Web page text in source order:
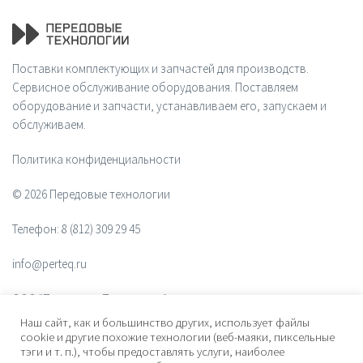
Поставки комплектующих и запчастей для производств.
Сервисное обслуживание оборудования. Поставляем
оборудование и запчасти, устанавливаем его, запускаем и
обслуживаем.
Политика конфиденциальности
© 2026 Передовые технологии
Телефон: 8 (812) 309 29 45
info@perteq.ru
ООО "Передовые Технологии"
ОГРН 1117847072628
Наш сайт, как и большинство других, использует файлы
cookie и другие похожие технологии (веб-маяки, пиксельные
тэги и т. п.), чтобы предоставлять услуги, наиболее